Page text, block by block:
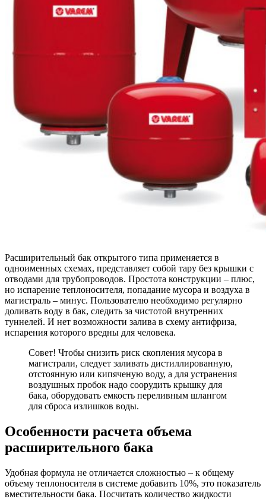
Расширительный бак открытого типа применяется в
одноименных схемах, представляет собой тару без крышки с
отводами для трубопроводов. Простота конструкции – плюс,
но испарение теплоносителя, попадание мусора и воздуха в
магистраль – минус. Пользователю необходимо регулярно
доливать воду в бак, следить за чистотой внутренних
туннелей. И нет возможности залива в схему антифриза,
испарения которого вредны для человека.
Совет! Чтобы снизить риск скопления мусора в
магистрали, следует заливать дистиллированную,
отстоянную или кипяченую воду, а для устранения
воздушных пробок надо соорудить крышку для
бака, оборудовать емкость переливным шлангом
для сброса излишков воды.
Особенности расчета объема
расширительного бака
Удобная формула не отличается сложностью – к общему
объему теплоносителя в системе добавить 10%, это показатель
вместительности бака. Посчитать количество жидкости